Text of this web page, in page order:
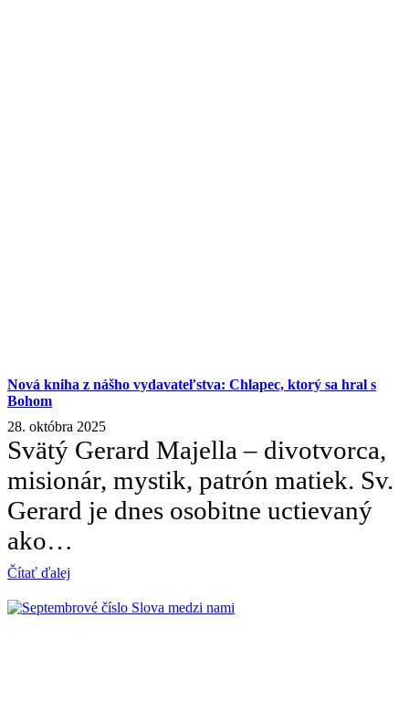
Nová kniha z nášho vydavateľstva: Chlapec, ktorý sa hral s
Bohom
28. októbra 2025
Svätý Gerard Majella – divotvorca,
misionár, mystik, patrón matiek. Sv.
Gerard je dnes osobitne uctievaný
ako…
Čítať ďalej